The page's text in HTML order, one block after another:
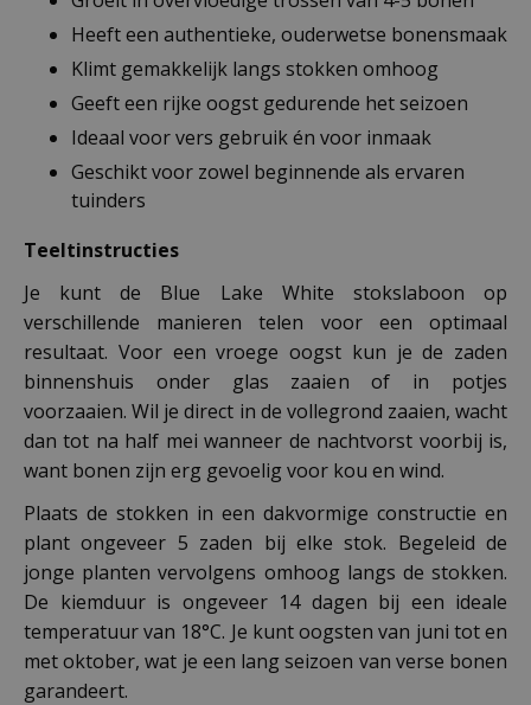
Heeft een authentieke, ouderwetse bonensmaak
Klimt gemakkelijk langs stokken omhoog
Geeft een rijke oogst gedurende het seizoen
Ideaal voor vers gebruik én voor inmaak
Geschikt voor zowel beginnende als ervaren
tuinders
Teeltinstructies
Je kunt de Blue Lake White stokslaboon op
verschillende manieren telen voor een optimaal
resultaat. Voor een vroege oogst kun je de zaden
binnenshuis onder glas zaaien of in potjes
voorzaaien. Wil je direct in de vollegrond zaaien, wacht
dan tot na half mei wanneer de nachtvorst voorbij is,
want bonen zijn erg gevoelig voor kou en wind.
Plaats de stokken in een dakvormige constructie en
plant ongeveer 5 zaden bij elke stok. Begeleid de
jonge planten vervolgens omhoog langs de stokken.
De kiemduur is ongeveer 14 dagen bij een ideale
temperatuur van 18°C. Je kunt oogsten van juni tot en
met oktober, wat je een lang seizoen van verse bonen
garandeert.